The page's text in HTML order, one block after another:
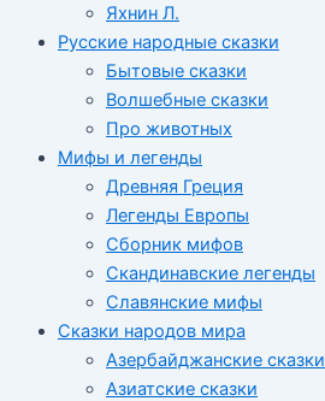
Яхнин Л.
Русские народные сказки
Бытовые сказки
Волшебные сказки
Про животных
Мифы и легенды
Древняя Греция
Легенды Европы
Сборник мифов
Скандинавские легенды
Славянские мифы
Сказки народов мира
Азербайджанские сказки
Азиатские сказки